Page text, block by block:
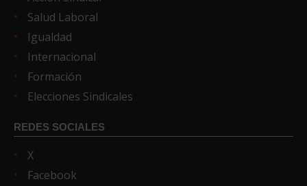
Salud Laboral
Igualdad
Internacional
Formación
Elecciones Sindicales
REDES SOCIALES
X
Facebook